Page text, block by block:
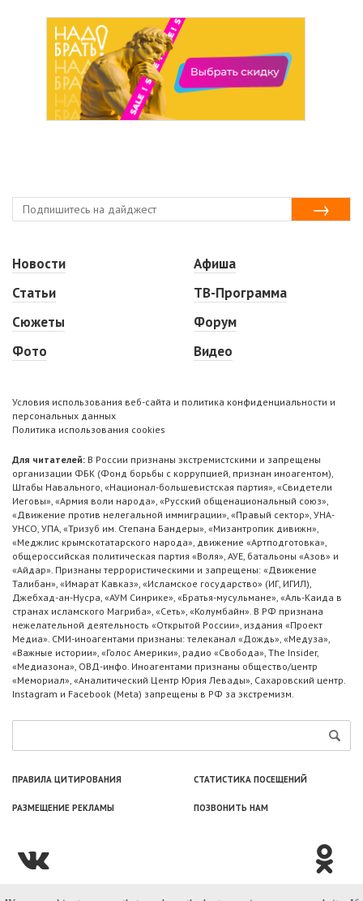
Новости
Статьи
Сюжеты
Фото
Афиша
ТВ-Программа
Форум
Видео
Условия использования веб-сайта и политика конфиденциальности и
персональных данных
Политика использования cookies
Для читателей: В России признаны экстремистскими и запрещены
организации ФБК (Фонд борьбы с коррупцией, признан иноагентом),
Штабы Навального, «Национал-большевистская партия», «Свидетели
Иеговы», «Армия воли народа», «Русский общенациональный союз»,
«Движение против нелегальной иммиграции», «Правый сектор», УНА-
УНСО, УПА, «Тризуб им. Степана Бандеры», «Мизантропик дивижн»,
«Меджлис крымскотатарского народа», движение «Артподготовка»,
общероссийская политическая партия «Воля», АУЕ, батальоны «Азов» и
«Айдар». Признаны террористическими и запрещены: «Движение
Талибан», «Имарат Кавказ», «Исламское государство» (ИГ, ИГИЛ),
Джебхад-ан-Нусра, «АУМ Синрике», «Братья-мусульмане», «Аль-Каида в
странах исламского Магриба», «Сеть», «Колумбайн». В РФ признана
нежелательной деятельность «Открытой России», издания «Проект
Медиа». СМИ-иноагентами признаны: телеканал «Дождь», «Медуза»,
«Важные истории», «Голос Америки», радио «Свобода», The Insider,
«Медиазона», ОВД-инфо. Иноагентами признаны общество/центр
«Мемориал», «Аналитический Центр Юрия Левады», Сахаровский центр.
Instagram и Facebook (Metа) запрещены в РФ за экстремизм.
ПРАВИЛА ЦИТИРОВАНИЯ СТАТИСТИКА ПОСЕЩЕНИЙ
РАЗМЕЩЕНИЕ РЕКЛАМЫ ПОЗВОНИТЬ НАМ